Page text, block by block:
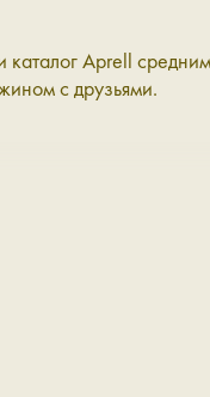
Aprell
с друзьями.
внешний на молнии —
или вешаете на
или красиво его